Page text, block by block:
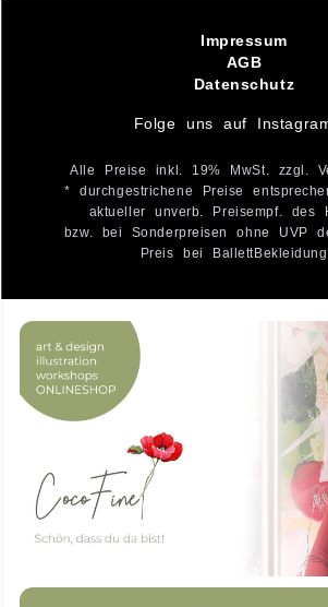
Impressum
AGB
Datenschutz
Folge uns auf
Alle Preise inkl. 19% MwSt. zzgl.
* durchgestrichene Preise
aktueller unverb. Preisempf. des
bzw. bei Sonderpreisen ohne UVP
Preis bei